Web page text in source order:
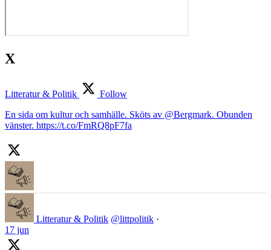
X
Litteratur & Politik
Follow
En sida om kultur och samhälle. Sköts av @Bergmark. Obunden
vänster. https://t.co/FmRQ8pF7fa
Litteratur & Politik @littpolitik ·
17 jun